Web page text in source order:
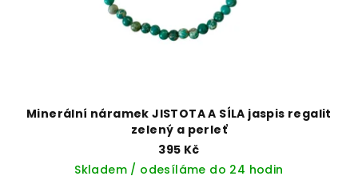
Minerální náramek JISTOTA A SÍLA jaspis regalit
zelený a perleť
395 Kč
Skladem / odesíláme do 24 hodin